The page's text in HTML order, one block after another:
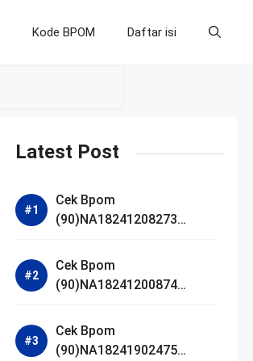
Kode BPOM Daftar isi
Latest Post
Cek Bpom
(90)NA18241208273
Bright Radiance Face
Wash
Cek Bpom
(90)NA18241200874
Acne Calm Micellar Water
Cek Bpom
(90)NA18241902475